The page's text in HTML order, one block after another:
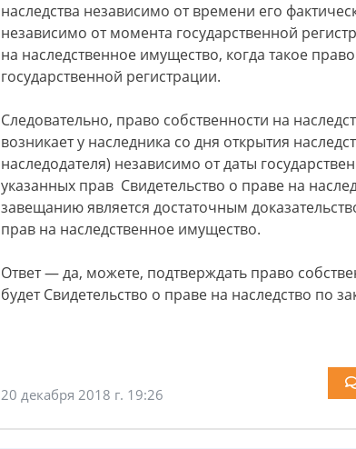
наследства независимо от времени его
независимо от момента государственной
на наследственное имущество, когда такое
государственной регистрации.
Следовательно, право собственности на
возникает у наследника со дня открытия
наследодателя) независимо от даты
указанных прав Свидетельство о праве на
завещанию является достаточным
прав на наследственное имущество.
Ответ — да, можете, подтверждать право
будет Свидетельство о праве на наследство по
20 декабря 2018 г. 19:26